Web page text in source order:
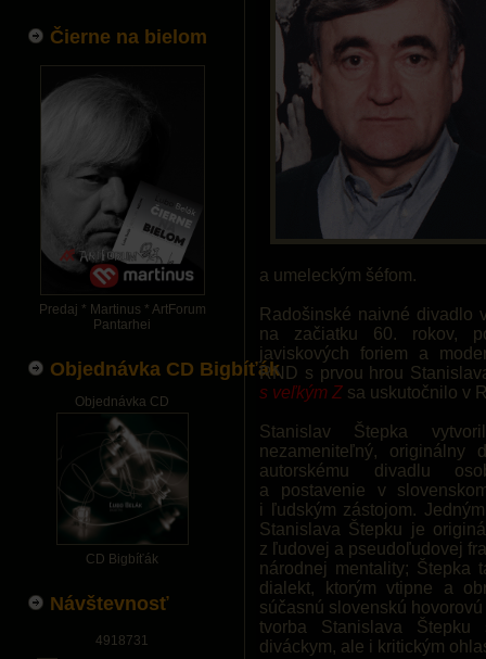
Čierne na bielom
Predaj * Martinus * ArtForum
Pantarhei
Objednávka CD Bigbíťák
Objednávka CD
CD Bigbíťák
Návštevnosť
4918731
a umeleckým šéfom.
Radošinské naivné divadlo
na začiatku 60. rokov,
javiskových foriem a
RND s prvou hrou
s veľkým Z sa uskutočnilo v
Stanislav Štepka
nezameniteľný, originálny
autorskému divadlu
a postavenie v
i ľudským zástojom.
Stanislava Štepku je
z ľudovej a pseudoľudovej
národnej mentality; Štepka
dialekt, ktorým vtipne a
súčasnú slovenskú
tvorba Stanislava Štepku
diváckym, ale i kritickým